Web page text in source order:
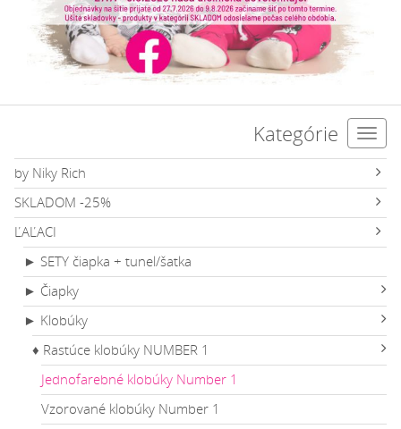
Kategórie
by Niky Rich
SKLADOM -25%
ĽAĽACI
► SETY čiapka + tunel/šatka
► Čiapky
► Klobúky
♦ Rastúce klobúky NUMBER 1
Jednofarebné klobúky Number 1
Vzorované klobúky Number 1